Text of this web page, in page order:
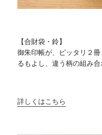
【合財袋・鈴】
御朱印帳が、ピッタリ２冊
るもよし、違う柄の組み
詳しくはこちら